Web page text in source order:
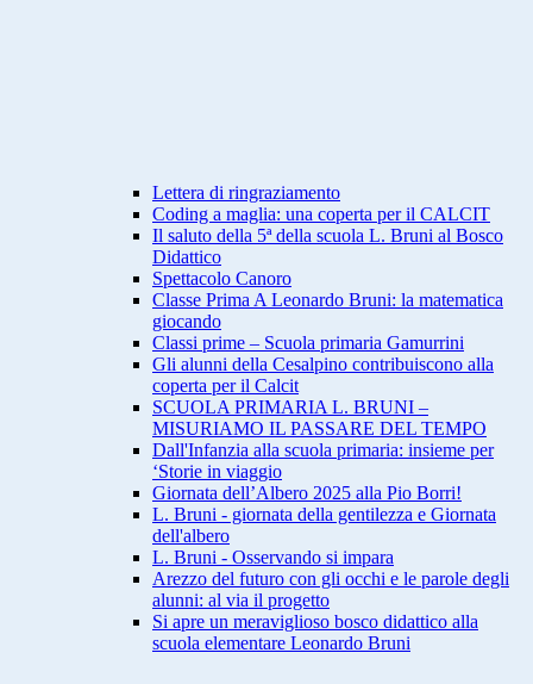
Lettera di ringraziamento
Coding a maglia: una coperta per il CALCIT
Il saluto della 5ª della scuola L. Bruni al Bosco
Didattico
Spettacolo Canoro
Classe Prima A Leonardo Bruni: la matematica
giocando
Classi prime – Scuola primaria Gamurrini
Gli alunni della Cesalpino contribuiscono alla
coperta per il Calcit
SCUOLA PRIMARIA L. BRUNI –
MISURIAMO IL PASSARE DEL TEMPO
Dall'Infanzia alla scuola primaria: insieme per
‘Storie in viaggio
Giornata dell’Albero 2025 alla Pio Borri!
L. Bruni - giornata della gentilezza e Giornata
dell'albero
L. Bruni - Osservando si impara
Arezzo del futuro con gli occhi e le parole degli
alunni: al via il progetto
Si apre un meraviglioso bosco didattico alla
scuola elementare Leonardo Bruni